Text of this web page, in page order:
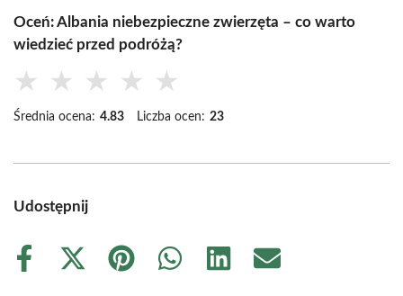
Oceń: Albania niebezpieczne zwierzęta – co warto
wiedzieć przed podróżą?
★ ★ ★ ★ ★
Średnia ocena: 4.83 Liczba ocen: 23
Udostępnij
Share
Share
Share
Share
Share
Share